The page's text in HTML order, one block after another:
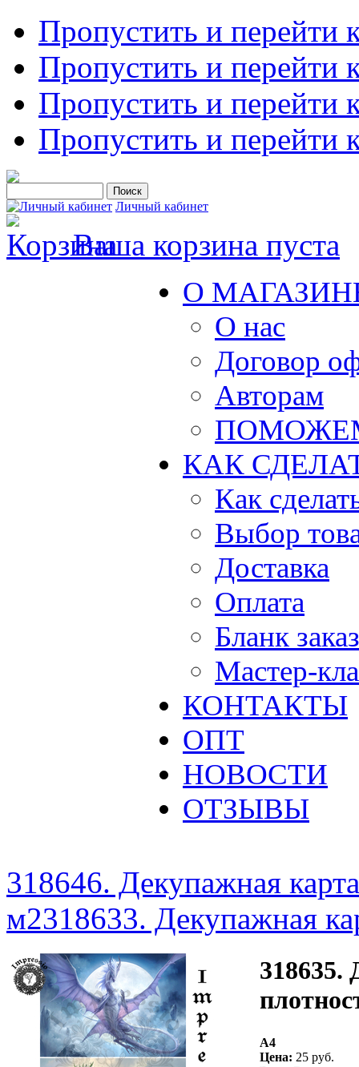
Пропустить и перейти
Пропустить и перейти
Пропустить и перейти
Пропустить и перейти
Личный кабинет
Ваша корзина пуста
О
О нас
Договор
Авторам
КАК
Как
Выбор
Доставка
Оплата
Бланк
Мастер-
КОНТАКТЫ
ОПТ
НОВОСТИ
ОТЗЫВЫ
318646. Декупажная
м2318633. Декупажная
318635.
A4
Цена: 25 руб.